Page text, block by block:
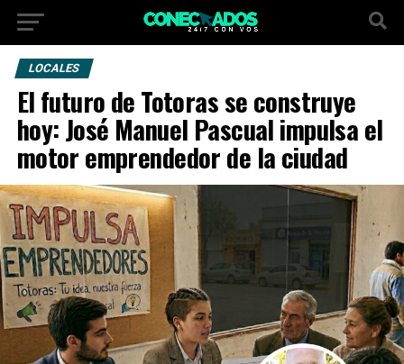
LOCALES
El futuro de Totoras se construye
hoy: José Manuel Pascual impulsa el
motor emprendedor de la ciudad